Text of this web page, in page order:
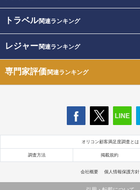
トラベル関連ランキング
レジャー関連ランキング
専門家評価関連ランキング
オリコン顧客満足度調査とは
調査方法 掲載規約
会社概要 個人情報保護方針